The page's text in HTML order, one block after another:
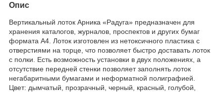
Опис
Вертикальный лоток Арника «Радуга» предназначен для
хранения каталогов, журналов, проспектов и других бумаг
формата А4. Лоток изготовлен из нетоксичного пластика с
отверстиями на торце, что позволяет быстро доставать лоток
с полки. Есть возможность установки в двух положениях, а
отсутствие передней стенки позволяет заполнять лоток
негабаритными бумагами и неформатной полиграфией.
Цвет: дымчатый, прозрачный, черный, красный, голубой,